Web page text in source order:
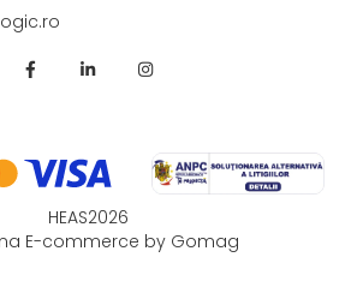
HEAS2026
E-commerce by Gomag